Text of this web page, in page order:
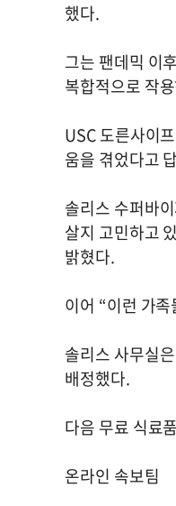
했다.
그는 팬데믹 이
복합적으로 작
USC 도른사이
움을 겪었다고
솔리스 수퍼바
살지 고민하고
밝혔다.
이어 “이런 가
솔리스 사무실
배정했다.
다음 무료 식료
온라인 속보팀